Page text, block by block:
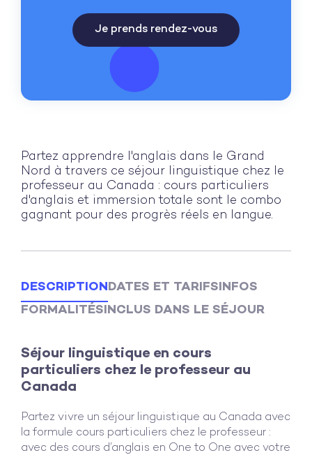
Partez apprendre l'anglais dans le Grand
Nord à travers ce séjour linguistique chez le
professeur au Canada : cours particuliers
d'anglais et immersion totale sont le combo
gagnant pour des progrès réels en langue.
DESCRIPTION DATES ET TARIFS INFOS
FORMALITÉS INCLUS DANS LE SÉJOUR
Séjour linguistique en cours
particuliers chez le professeur au
Canada
Partez vivre un séjour linguistique au Canada avec
la formule cours particuliers chez le professeur :
avec des cours d’anglais en One to One avec votre
Je prends rendez-vous